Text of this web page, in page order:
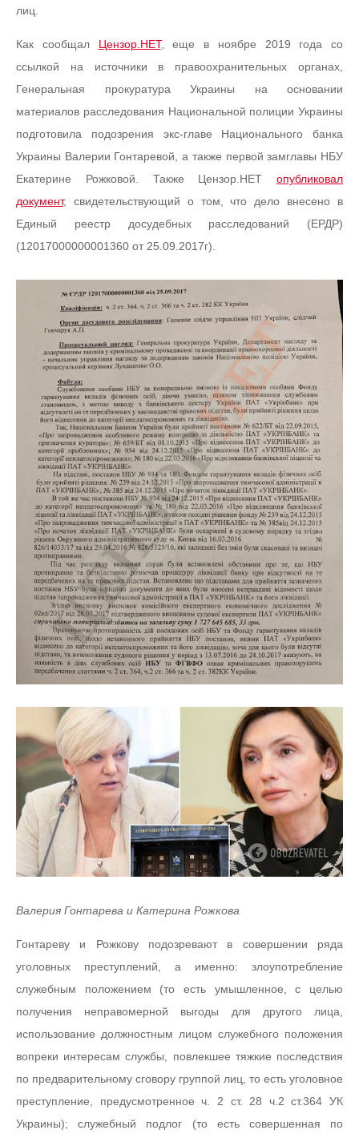
лиц.
Как сообщал Цензор.НЕТ, еще в ноябре 2019 года со
ссылкой на источники в правоохранительных органах,
Генеральная прокуратура Украины на основании
материалов расследования Национальной полиции Украины
подготовила подозрения экс-главе Национального банка
Украины Валерии Гонтаревой, а также первой замглавы НБУ
Екатерине Рожковой. Также Цензор.НЕТ опубликовал
документ, свидетельствующий о том, что дело внесено в
Единый реестр досудебных расследований (ЕРДР)
(12017000000001360 от 25.09.2017г).
Валерия Гонтарева и Катерина Рожкова
Гонтареву и Рожкову подозревают в совершении ряда
уголовных преступлений, а именно: злоупотребление
служебным положением (то есть умышленное, с целью
получения неправомерной выгоды для другого лица,
использование должностным лицом служебного положения
вопреки интересам службы, повлекшее тяжкие последствия
по предварительному сговору группой лиц, то есть уголовное
преступление, предусмотренное ч. 2 ст. 28 ч.2 ст.364 УК
Украины); служебный подлог (то есть совершенная по